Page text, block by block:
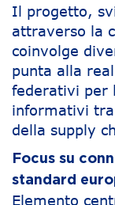
Il progetto,
attraverso la
coinvolge
punta alla
federativi per
informativi
della supply
Focus su
standard
Elemento